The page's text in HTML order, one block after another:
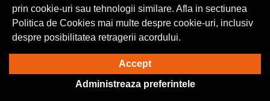
© Copyright 2026 Lumilux. Toate drepturile rezervate.
Solutie eCommercepowered by
BrowserID:
prin cookie-uri sau tehnologii similare. Afla in sectiunea
Politica de Cookies mai multe despre cookie-uri, inclusiv
despre posibilitatea retragerii acordului.
Accept
Administreaza preferintele